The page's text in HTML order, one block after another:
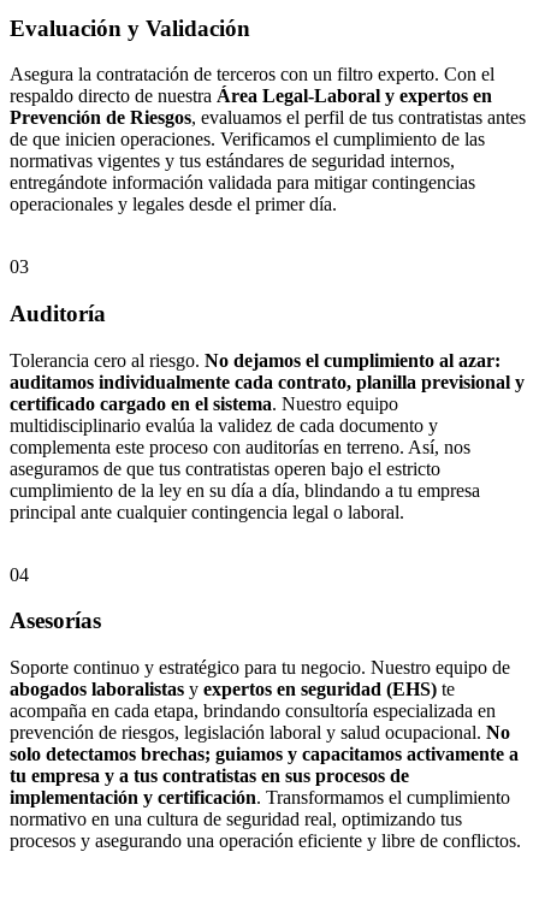
Evaluación y Validación
Asegura la contratación de terceros con un filtro experto. Con el
respaldo directo de nuestra Área Legal-Laboral y expertos en
Prevención de Riesgos, evaluamos el perfil de tus contratistas antes
de que inicien operaciones. Verificamos el cumplimiento de las
normativas vigentes y tus estándares de seguridad internos,
entregándote información validada para mitigar contingencias
operacionales y legales desde el primer día.
03
Auditoría
Tolerancia cero al riesgo. No dejamos el cumplimiento al azar:
auditamos individualmente cada contrato, planilla previsional y
certificado cargado en el sistema. Nuestro equipo
multidisciplinario evalúa la validez de cada documento y
complementa este proceso con auditorías en terreno. Así, nos
aseguramos de que tus contratistas operen bajo el estricto
cumplimiento de la ley en su día a día, blindando a tu empresa
principal ante cualquier contingencia legal o laboral.
04
Asesorías
Soporte continuo y estratégico para tu negocio. Nuestro equipo de
abogados laboralistas y expertos en seguridad (EHS) te
acompaña en cada etapa, brindando consultoría especializada en
prevención de riesgos, legislación laboral y salud ocupacional. No
solo detectamos brechas; guiamos y capacitamos activamente a
tu empresa y a tus contratistas en sus procesos de
implementación y certificación. Transformamos el cumplimiento
normativo en una cultura de seguridad real, optimizando tus
procesos y asegurando una operación eficiente y libre de conflictos.